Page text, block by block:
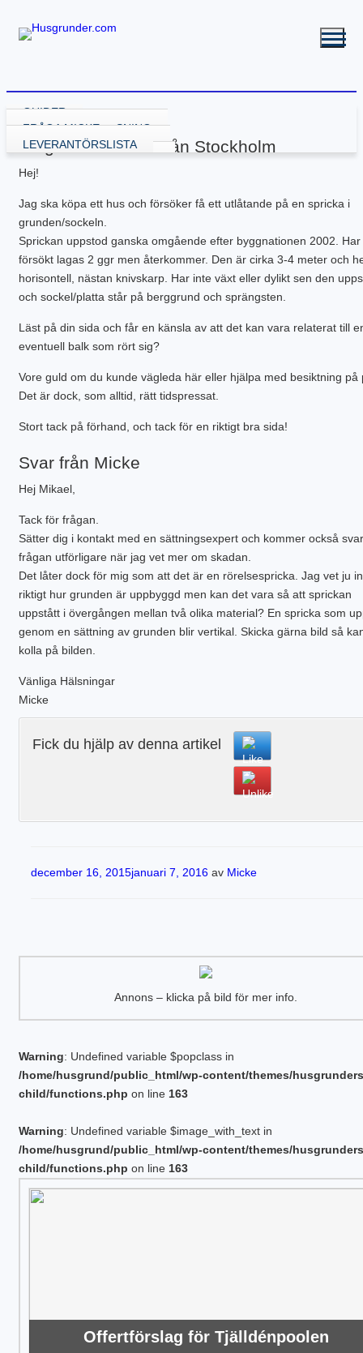
GUIDER
VÄLJA GRUNDLÖSNING
GRUND MED GJUTNING
GJUTA PLATTA – STARTA HÄR
PLATTA – GARAGE
PLATTA – INDUSTRI
PLATTA – KÄLLARE
PLATTA – UTERUM
PLATTA – PÅLNING
PLATTA – STALL
PLATTA – TILLBYGGNAD
PLATTA – VÄXTHUS
NY KÄLLARE
BYGGA KÄLLARE – ATTEFALL
BALK – KRYPGRUND
KRYPGRUND – ATTEFALL
KRYPGRUND – TILLBYGGNAD
BALK – VÄXTHUS
RENOVERA HUSGRUND
KÄLLARE MED FUKT
KÄLLARRENOVERING
RADONSÄKRA DIN KÄLLARE
EW GRUNDRENOVERING
KRYPGRUND – GJUT IGEN
KRYPGRUND – AVFUKTARE
MEKANISKT VENTGOLV
RADONSÄKRA DIN KÄLLARE
GJUTEN ISOLERAD POOL
POOLGRUND
FLER GUIDER
BETONG
BYGGA ALTAN
DRÄNERANDE MATERIAL
GRUNDRITNINGAR
GRUNDLÄGGNING PÅ BERG
MARK & TRÄDGÅRD
L-STÖD OCH STÖDMURAR
PLINTGRUND
TJÄLDJUP
VATTENBUREN GOLVVÄRME
DOWNLOADS
FRÅGA MICKE
LEVERANTÖRSLISTA
Fråga från Mikael från Stockholm
Hej!
Jag ska köpa ett hus och försöker få ett utlåtande på en spricka i
grunden/sockeln.
Sprickan uppstod ganska omgående efter byggnationen 2002. Har
försökt lagas 2 ggr men återkommer. Den är cirka 3-4 meter och
horisontell, nästan knivskarp. Har inte växt eller dylikt sen den
och sockel/platta står på berggrund och sprängsten.
Läst på din sida och får en känsla av att det kan vara relaterat till
eventuell balk som rört sig?
Vore guld om du kunde vägleda här eller hjälpa med besiktning på
Det är dock, som alltid, rätt tidspressat.
Stort tack på förhand, och tack för en riktigt bra sida!
Svar från Micke
Hej Mikael,
Tack för frågan.
Sätter dig i kontakt med en sättningsexpert och kommer också
frågan utförligare när jag vet mer om skadan.
Det låter dock för mig som att det är en rörelsespricka. Jag vet ju
riktigt hur grunden är uppbyggd men kan det vara så att sprickan
uppstått i övergången mellan två olika material? En spricka som
genom en sättning av grunden blir vertikal. Skicka gärna bild så
kolla på bilden.
Vänliga Hälsningar
Micke
Fick du hjälp av denna artikel
Publicerat
december 16, 2015januari 7, 2016 av Micke
Annons – klicka på bild för mer info.
Warning: Undefined variable $popclass in
/home/husgrund/public_html/wp-content/themes/
child/functions.php on line 163
Warning: Undefined variable $image_with_text in
/home/husgrund/public_html/wp-content/themes/
child/functions.php on line 163
Offertförslag för Tjälldénpoolen